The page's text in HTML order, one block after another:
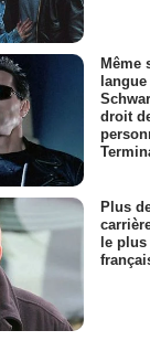
Même
droit
Plus
le